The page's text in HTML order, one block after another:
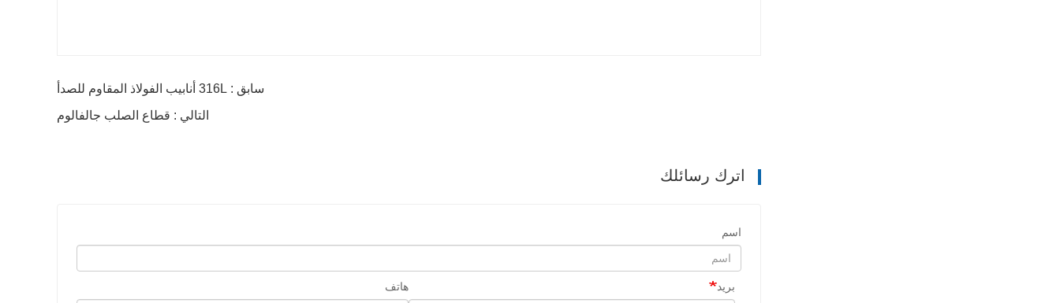
سابق : 316L أنابيب الفولاذ المقاوم للصدأ
التالي : قطاع الصلب جالفالوم
اترك رسائلك
اسم
بريد هاتف